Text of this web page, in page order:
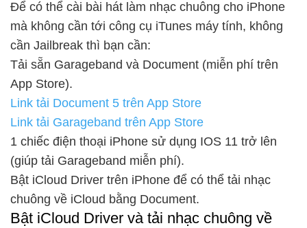
Để có thể cài bài hát làm nhạc chuông cho iPhone
mà không cần tới công cụ iTunes máy tính, không
cần Jailbreak thì bạn cần:
Tải sẵn Garageband và Document (miễn phí trên
App Store).
Link tải Document 5 trên App Store
Link tải Garageband trên App Store
1 chiếc điện thoại iPhone sử dụng IOS 11 trở lên
(giúp tải Garageband miễn phí).
Bật iCloud Driver trên iPhone để có thể tải nhạc
chuông về iCloud bằng Document.
Bật iCloud Driver và tải nhạc chuông về